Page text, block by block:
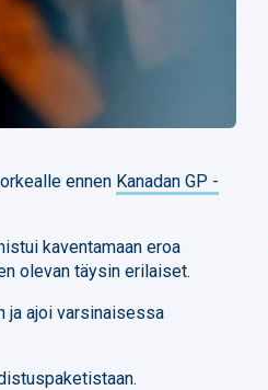
ennen Kanadan GP -
kaventamaan eroa
olevan täysin erilaiset.
ja ajoi varsinaisessa